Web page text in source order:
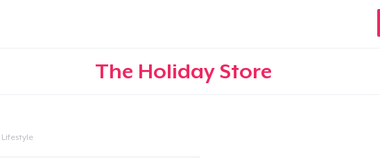
The Holiday Store
Lifestyle